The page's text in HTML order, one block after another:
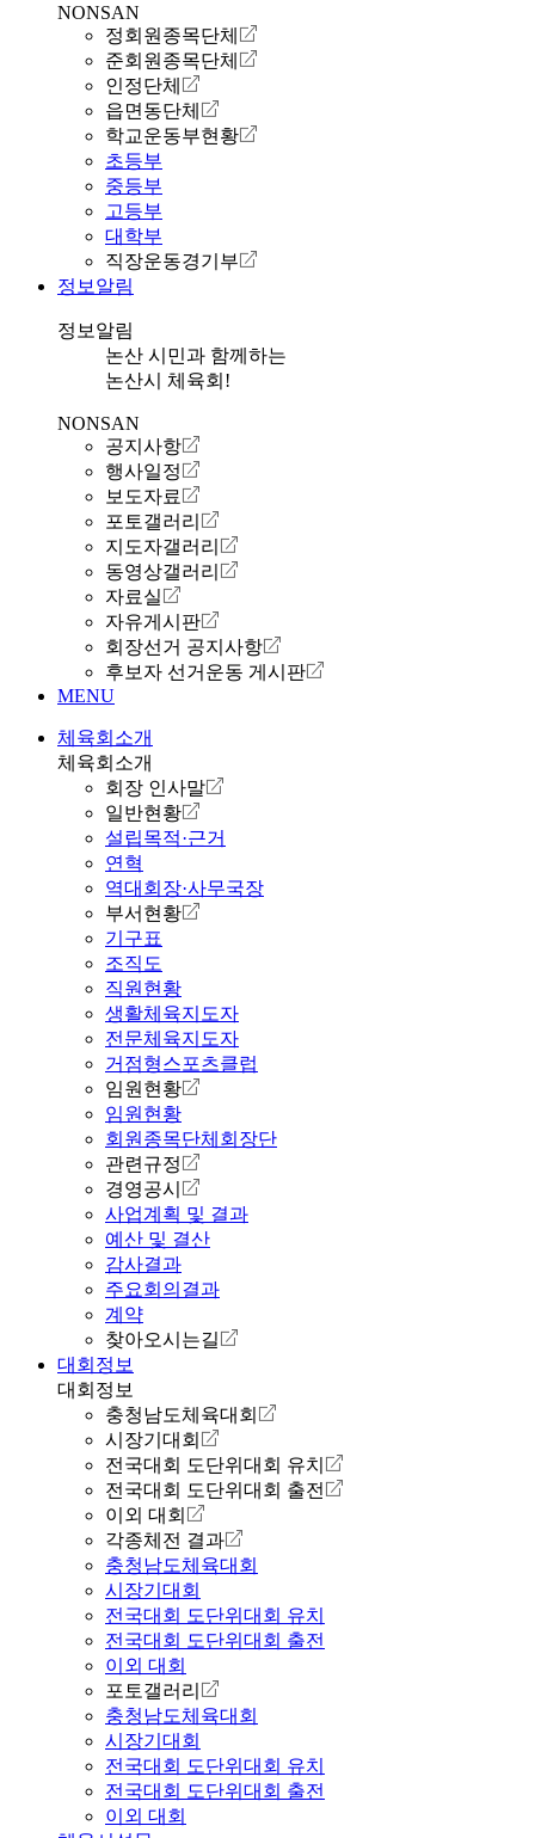
NONSAN
정회원종목단체
준회원종목단체
인정단체
읍면동단체
학교운동부현황
초등부
중등부
고등부
대학부
직장운동경기부
정보알림
정보알림
논산 시민과 함께하는
논산시 체육회!
NONSAN
공지사항
행사일정
보도자료
포토갤러리
지도자갤러리
동영상갤러리
자료실
자유게시판
회장선거 공지사항
후보자 선거운동 게시판
MENU
체육회소개
체육회소개
회장 인사말
일반현황
설립목적·근거
연혁
역대회장·사무국장
부서현황
기구표
조직도
직원현황
생활체육지도자
전문체육지도자
거점형스포츠클럽
임원현황
임원현황
회원종목단체회장단
관련규정
경영공시
사업계획 및 결과
예산 및 결산
감사결과
주요회의결과
계약
찾아오시는길
대회정보
대회정보
충청남도체육대회
시장기대회
전국대회 도단위대회 유치
전국대회 도단위대회 출전
이외 대회
각종체전 결과
충청남도체육대회
시장기대회
전국대회 도단위대회 유치
전국대회 도단위대회 출전
이외 대회
포토갤러리
충청남도체육대회
시장기대회
전국대회 도단위대회 유치
전국대회 도단위대회 출전
이외 대회